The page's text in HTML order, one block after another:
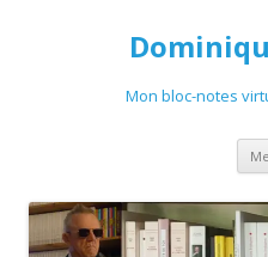
Mon bloc-notes